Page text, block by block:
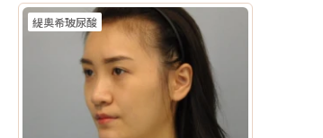
緹奧希玻尿酸